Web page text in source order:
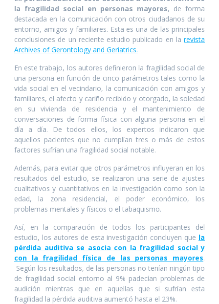
o
o
k
A
p
p
dI
n
n
g
er
la fragilidad social en personas mayores, de forma
destacada en la comunicación con otros ciudadanos de su
entorno, amigos y familiares. Esta es una de las principales
conclusiones de un reciente estudio publicado en la revista
Archives of Gerontology and Geriatrics.
En este trabajo, los autores definieron la fragilidad social de
una persona en función de cinco parámetros tales como la
vida social en el vecindario, la comunicación con amigos y
familiares, el afecto y cariño recibido y otorgado, la soledad
en su vivienda de residencia y el mantenimiento de
conversaciones de forma física con alguna persona en el
día a día. De todos ellos, los expertos indicaron que
aquellos pacientes que no cumplían tres o más de estos
factores sufrían una fragilidad social notable.
Además, para evitar que otros parámetros influyeran en los
resultados del estudio, se realizaron una serie de ajustes
cualitativos y cuantitativos en la investigación como son la
edad, la zona residencial, el poder económico, los
problemas mentales y físicos o el tabaquismo.
Así, en la comparación de todos los participantes del
estudio, los autores de esta investigación concluyen que la
pérdida auditiva se asocia con la fragilidad social y
con la fragilidad física de las personas mayores.
Según los resultados, de las personas no tenían ningún tipo
de fragilidad social entorno al 9% padecían problemas de
audición mientras que en aquellas que si sufrían esta
fragilidad la pérdida auditiva aumentó hasta el 23%.